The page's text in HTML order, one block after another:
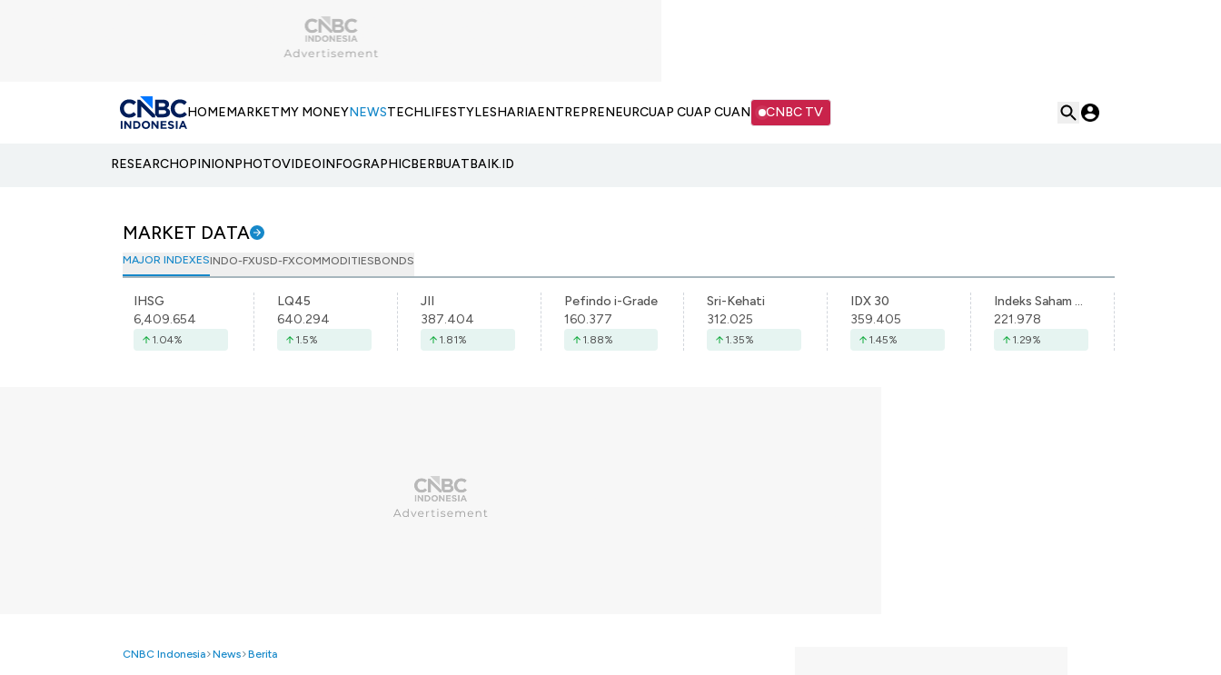
HOMEMARKETMY MONEYNEWSTECHLIFESTYLESHARIAENTREPRENEURCUAP CUAP CUAN CNBC TV
RESEARCHOPINIONPHOTOVIDEOINFOGRAPHICBERBUATBAIK.ID
MARKET DATA
MAJOR INDEXESINDO-FXUSD-FXCOMMODITIESBONDS
IHSG
6,409.654
1.04%
LQ45
640.294
1.5%
JII
387.404
1.81%
Pefindo i-Grade
160.377
1.88%
Sri-Kehati
312.025
1.35%
IDX 30
359.405
1.45%
Indeks Saham Syariah Indonesia
221.978
1.29%
CNBC Indonesia News Berita